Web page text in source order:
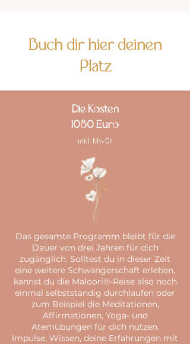
Buch dir hier deinen
Platz
Die Kosten
1080 Euro
inkl. MwSt
Das gesamte Programm bleibt für die
Dauer von drei Jahren für dich
zugänglich. Solltest du in dieser Zeit
eine weitere Schwangerschaft erleben,
kannst du die Maloori®-Reise also noch
einmal selbstständig durchlaufen oder
zum Beispiel die Meditationen,
Affirmationen, Yoga- und
Atemübungen für dich nutzen.
Impulse, Wissen, deine Erfahrungen mit